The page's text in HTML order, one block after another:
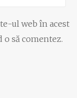
ul web în acest
să comentez.